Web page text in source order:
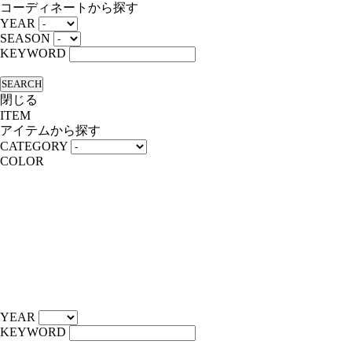
コーディネートから探す
YEAR
SEASON
KEYWORD
SEARCH
閉じる
ITEM
アイテムから探す
CATEGORY
COLOR
YEAR
KEYWORD